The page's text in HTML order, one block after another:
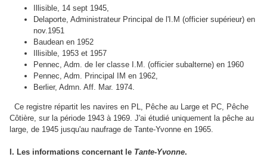
Illisible, 14 sept 1945,
Delaporte, Administrateur Principal de l'I.M (officier supérieur) en
nov.1951
Baudean en 1952
Illisible, 1953 et 1957
Pennec, Adm. de Ier classe I.M. (officier subalterne) en 1960
Pennec, Adm. Principal IM en 1962,
Berlier, Admn. Aff. Mar. 1974.
Ce registre répartit les navires en PL, Pêche au Large et PC, Pêche
Côtière, sur la période 1943 à 1969. J'ai étudié uniquement la pêche au
large, de 1945 jusqu'au naufrage de Tante-Yvonne en 1965.
I. Les informations concernant le Tante-Yvonne.